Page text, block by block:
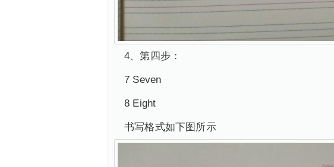
4、第四步：
7 Seven
8 Eight
书写格式如下图所示